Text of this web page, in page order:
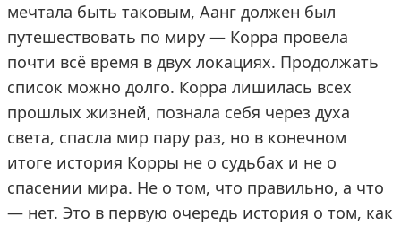
мечтала быть таковым, Аанг должен был
путешествовать по миру — Корра провела
почти всё время в двух локациях. Продолжать
список можно долго. Корра лишилась всех
прошлых жизней, познала себя через духа
света, спасла мир пару раз, но в конечном
итоге история Корры не о судьбах и не о
спасении мира. Не о том, что правильно, а что
— нет. Это в первую очередь история о том, как